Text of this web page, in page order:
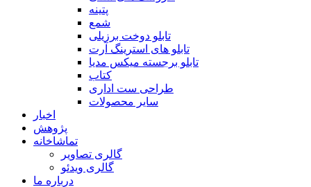
پتینه
شمع
تابلو دوخت برزیلی
تابلو های استرینگ آرت
تابلو برجسته میکس مدیا
کتاب
طراحی ست اداری
سایر محصولات
اخبار
پژوهش
تماشاخانه
گالری تصاویر
گالری ویدئو
درباره ما